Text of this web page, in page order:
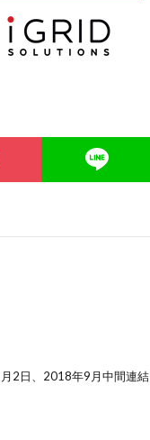
2日、2018年9月中間連結